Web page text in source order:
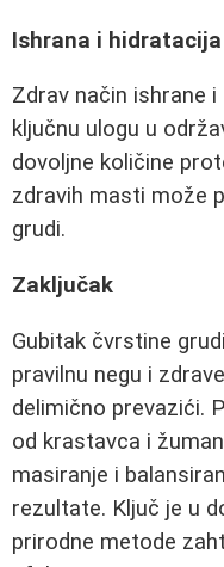
Ishrana i hidratacija
Zdrav način ishrane
ključnu ulogu u
dovoljne količine
zdravih masti može
grudi.
Zaključak
Gubitak čvrstine
pravilnu negu i
delimično prevazići.
od krastavca i
masiranje i
rezultate. Ključ je u
prirodne metode